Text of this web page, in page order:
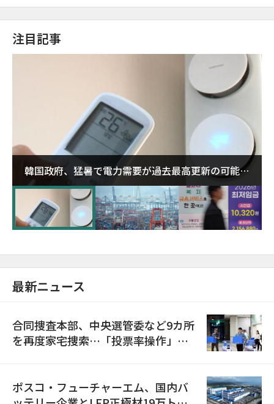
注目記事
韓国政府、猛暑で電力需要が過去最高更新の可能性
に需給対応体制を点検
最新ニュース
合同捜査本部、中央選管委など9カ所
を再度家宅捜索…「投票率操作」の
ポスコ・フューチャーエム、国内バ